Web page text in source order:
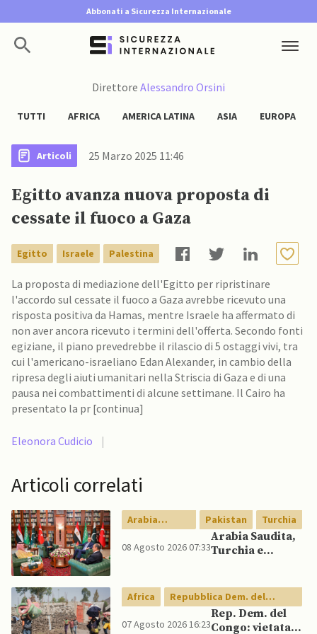
Abbonati a Sicurezza Internazionale
Direttore Alessandro Orsini
TUTTI AFRICA AMERICA LATINA ASIA EUROPA
Articoli 25 Marzo 2025 11:46
Egitto avanza nuova proposta di
cessate il fuoco a Gaza
Egitto Israele Palestina
La proposta di mediazione dell'Egitto per ripristinare
l'accordo sul cessate il fuoco a Gaza avrebbe ricevuto una
risposta positiva da Hamas, mentre Israele ha affermato di
non aver ancora ricevuto i termini dell'offerta. Secondo fonti
egiziane, il piano prevedrebbe il rilascio di 5 ostaggi vivi, tra
cui l'americano-israeliano Edan Alexander, in cambio della
ripresa degli aiuti umanitari nella Striscia di Gaza e di una
pausa nei combattimenti di alcune settimane. Il Cairo ha
presentato la pr [continua]
Eleonora Cudicio |
Articoli correlati
Arabia
Saudita
Pakistan Turchia
08 Agosto 2026 07:33
Arabia Saudita,
Turchia e
reciproca
Africa
Repubblica Dem. del
Congo
07 Agosto 2026 16:23
Rep. Dem. del
Congo: vietata